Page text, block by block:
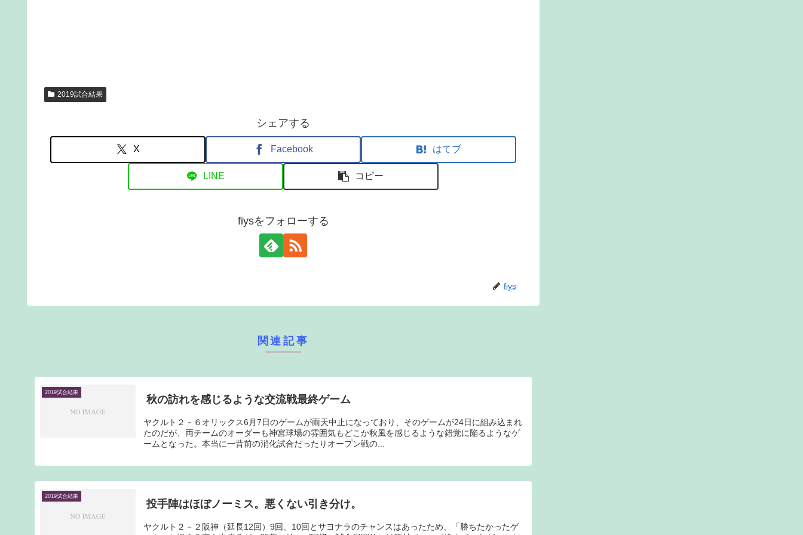
2019試合結果
シェアする
X Facebook はてブ
LINE コピー
fiysをフォローする
fiys
関連記事
2019試合結果
秋の訪れを感じるような交流戦最終ゲーム
ヤクルト２－６オリックス6月7日のゲームが雨天中止になっており、そのゲームが24日に組み込まれ
たのだが、両チームのオーダーも神宮球場の雰囲気もどこか秋風を感じるような錯覚に陥るようなゲ
ームとなった。本当に一昔前の消化試合だったりオープン戦の...
2019試合結果
投手陣はほぼノーミス。悪くない引き分け。
ヤクルト２－２阪神（延長12回）9回、10回とサヨナラのチャンスはあったため、「勝ちたかったゲ